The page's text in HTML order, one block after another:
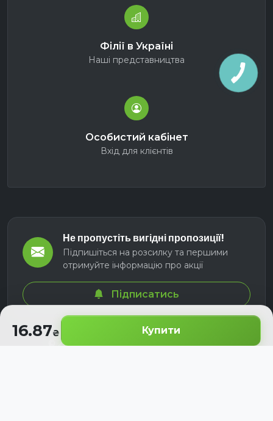
16.87 Купити
Філії в Україні
Наші представництва
Особистий кабінет
Вхід для клієнтів
Не пропустіть вигідні пропозиції!
Підпишіться на розсилку та першими
отримуйте інформацію про акції
Підписатись
© 2026 СЕЛМ АГРО. Всі права захищені.